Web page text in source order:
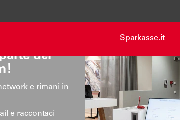
Sparkasse.it
del
e rimani in
e raccontaci